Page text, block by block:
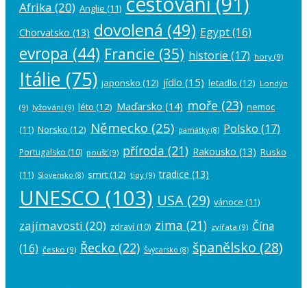
Afrika (20) Anglie (11)
Chorvatsko (13) dovolená (49) Egypt(16)
evropa (44) Francie (35) historie (17) hory (9)
Itálie (75) japonsko (12) jídlo (15) letadlo (12) Londýn
(9) lyžování (9) léto (12) Maďarsko (14) moře (23) nemoc
(11) Norsko (12) Německo (25) památky(8) Polsko (17)
Portugalsko (10) poušť(9) příroda (21) Rakousko (13) Rusko
(11) Slovensko (8) smrt(12) tipy (9) tradice (13)
UNESCO (103) USA (29) vánoce (11)
zajímavosti (20) zdraví (10) zima (21) zvířata (9) Čína
(16) česko (9) Řecko (22) Švýcarsko (8) španělsko (28)